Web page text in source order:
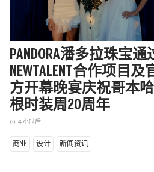
PANDORA潘多拉珠宝通
NEWTALENT合作项目及
方开幕晚宴庆祝哥本哈
根时装周20周年
access_time 4 小时后
商业 设计 新闻资讯